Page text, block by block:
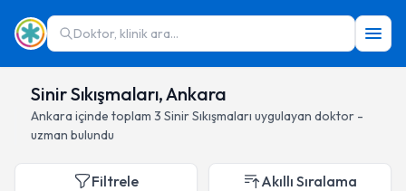
Doktor, klinik ara...
Sinir Sıkışmaları, Ankara
Ankara içinde toplam 3 Sinir Sıkışmaları uygulayan doktor -
uzman bulundu
Filtrele Akıllı Sıralama